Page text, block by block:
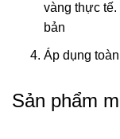
vàng thực
bản
Áp dụng
Sản phẩm